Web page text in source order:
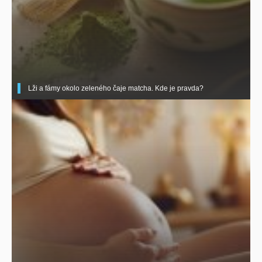
Lži a fámy okolo zeleného čaje matcha. Kde je pravda?